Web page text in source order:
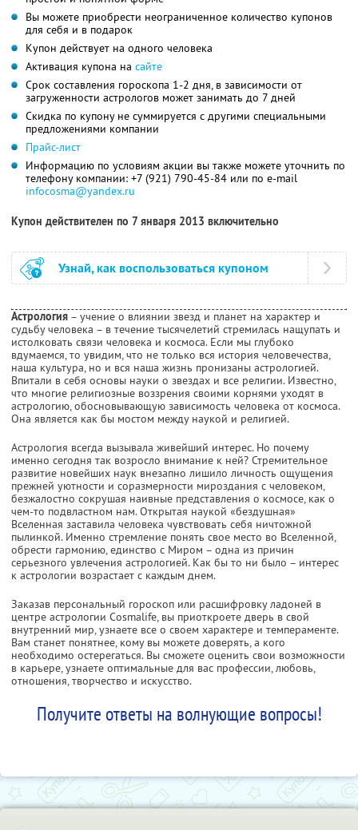
Вы можете приобрести неограниченное количество купонов
для себя и в подарок
Купон действует на одного человека
Активация купона на сайте
Срок составления гороскопа 1-2 дня, в зависимости от
загруженности астрологов может занимать до 7 дней
Скидка по купону не суммируется с другими специальными
предложениями компании
Прайс-лист
Информацию по условиям акции вы также можете уточнить по
телефону компании: +7 (921) 790-45-84 или по e-mail
infocosma@yandex.ru
Купон действителен по 7 января 2013 включительно
Узнай, как воспользоваться купоном
Астрология – учение о влиянии звезд и планет на характер и
судьбу человека – в течение тысячелетий стремилась нащупать и
истолковать связи человека и космоса. Если мы глубоко
вдумаемся, то увидим, что не только вся история человечества,
наша культура, но и вся наша жизнь пронизаны астрологией.
Впитали в себя основы науки о звездах и все религии. Известно,
что многие религиозные воззрения своими корнями уходят в
астрологию, обосновывающую зависимость человека от космоса.
Она является как бы мостом между наукой и религией.
Астрология всегда вызывала живейший интерес. Но почему
именно сегодня так возросло внимание к ней? Стремительное
развитие новейших наук внезапно лишило личность ощущения
прежней уютности и соразмерности мироздания с человеком,
безжалостно сокрушая наивные представления о космосе, как о
чем-то подвластном нам. Открытая наукой «бездушная»
Вселенная заставила человека чувствовать себя ничтожной
пылинкой. Именно стремление понять свое место во Вселенной,
обрести гармонию, единство с Миром – одна из причин
серьезного увлечения астрологией. Как бы то ни было – интерес
к астрологии возрастает с каждым днем.
Заказав персональный гороскоп или расшифровку ладоней в
центре астрологии Cosmalife, вы приоткроете дверь в свой
внутренний мир, узнаете все о своем характере и темпераменте.
Вам станет понятнее, кому вы можете доверять, а кого
необходимо остерегаться. Вы сможете оценить свои возможности
в карьере, узнаете оптимальные для вас профессии, любовь,
отношения, творчество и искусство.
Получите ответы на волнующие вопросы!